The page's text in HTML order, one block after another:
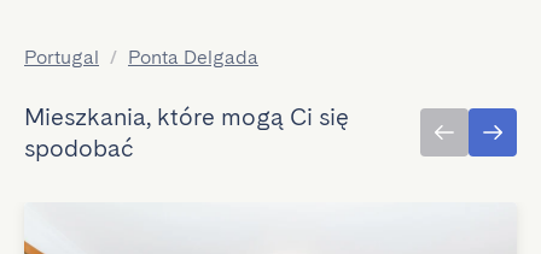
Portugal / Ponta Delgada
Mieszkania, które mogą Ci się
spodobać